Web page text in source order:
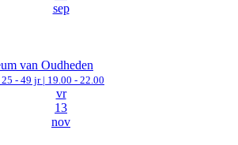
sep
van Oudheden
25 - 49 jr | 19.00 - 22.00
vr
13
nov